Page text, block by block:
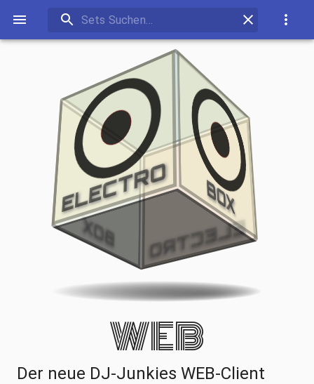
ELECTRO
ELECTRO
BOX
BOX
WEB
Der neue DJ-Junkies WEB-Client